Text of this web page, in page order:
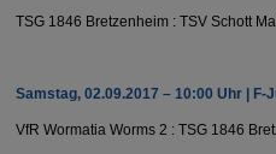
TSG 1846 Bretzenheim : TSV Schott
Samstag, 02.09.2017 – 10:00 Uhr |
VfR Wormatia Worms 2 : TSG 1846